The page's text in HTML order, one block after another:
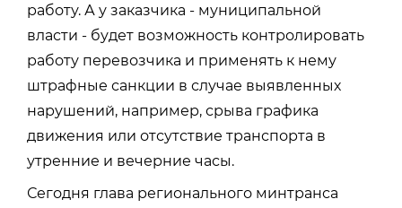
работу. А у заказчика - муниципальной
власти - будет возможность контролировать
работу перевозчика и применять к нему
штрафные санкции в случае выявленных
нарушений, например, срыва графика
движения или отсутствие транспорта в
утренние и вечерние часы.
Сегодня глава регионального минтранса